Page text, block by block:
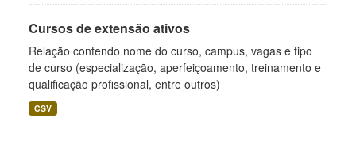
Cursos de extensão ativos
Relação contendo nome do curso, campus, vagas e tipo
de curso (especialização, aperfeiçoamento, treinamento e
qualificação profissional, entre outros)
CSV